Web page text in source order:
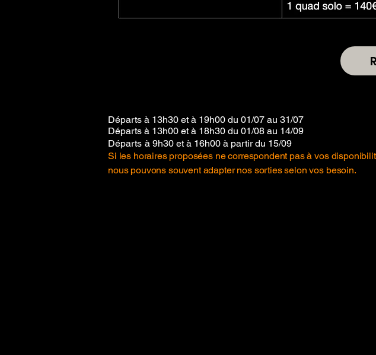
Départs à 13h30 et à 19h00 du 01/07 au 31/07
Départs à 13h00 et à 18h30 du 01/08 au 14/09
Départs à 9h30 et à 16h00 à partir du 15/09
Si les horaires proposées ne correspondent pas à vos
nous pouvons souvent adapter nos sorties selon vos besoin.